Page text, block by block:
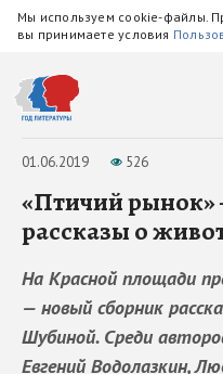
Мы используем cookie-файлы.
вы принимаете условия
01.06.2019 526
«Птичий рынок»
рассказы о
На Красной площади
— новый сборник
Шубиной. Среди
Евгений Водолазкин,